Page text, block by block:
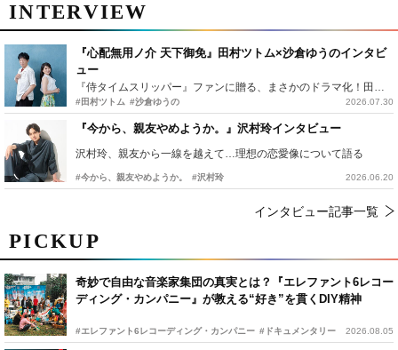
PICKUP
奇妙で自由な音楽家集団の真実とは？『エレファント6レコー
ディング・カンパニー』が教える“好き”を貫くDIY精神
#エレファント6レコーディング・カンパニー #ドキュメンタリー 2026.08.05
INTERVIEW
『心配無用ノ介 天下御免』田村ツトム×沙倉ゆうのインタビ
ュー
『侍タイムスリッパー』ファンに贈る、まさかのドラマ化！田村ツトム×沙倉ゆうのが語る『心配無用ノ介』撮影秘話
#田村ツトム #沙倉ゆうの 2026.07.30
『今から、親友やめようか。』沢村玲インタビュー
沢村玲、親友から一線を越えて…理想の恋愛像について語る
#今から、親友やめようか。 #沢村玲 2026.06.20
インタビュー記事一覧